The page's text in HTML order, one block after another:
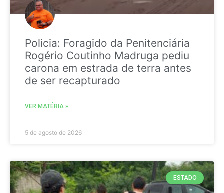
Policia: Foragido da Penitenciária
Rogério Coutinho Madruga pediu
carona em estrada de terra antes
de ser recapturado
VER MATÉRIA »
5 de agosto de 2026
ESTADO